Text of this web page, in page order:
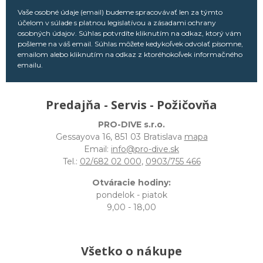
Vaše osobné údaje (email) budeme spracovávať len za týmto
účelom v súlade s platnou legislatívou a zásadami ochrany
osobných údajov. Súhlas potvrdíte kliknutím na odkaz, ktorý vám
pošleme na váš email. Súhlas môžete kedykoľvek odvolať písomne,
emailom alebo kliknutím na odkaz z ktoréhokoľvek informačného
emailu.
Predajňa - Servis - Požičovňa
PRO-DIVE s.r.o.
Gessayova 16, 851 03 Bratislava mapa
Email: info@pro-dive.sk
Tel.: 02/682 02 000, 0903/755 466
Otváracie hodiny:
pondelok - piatok
9,00 - 18,00
Všetko o nákupe